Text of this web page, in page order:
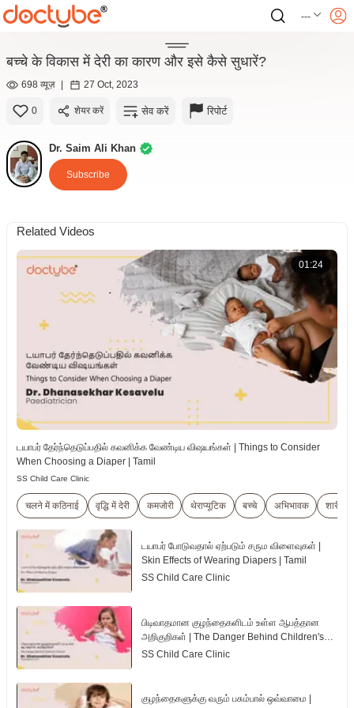
---
बच्चे के विकास में देरी का कारण और इसे कैसे सुधारें?
698 व्यूज़ | 27 Oct, 2023
0 शेयर करें सेव करें रिपोर्ट
Dr. Saim Ali Khan
Subscribe
Related Videos
01:24
டயாபர் தேர்ந்தெடுப்பதில் கவனிக்க வேண்டிய விஷயங்கள் | Things to Consider
When Choosing a Diaper | Tamil
SS Child Care Clinic
चलने में कठिनाई वृद्धि में देरी कमजोरी थेराप्यूटिक बच्चे अभिभावक
டயாபர் போடுவதால் ஏற்படும் சரும விளைவுகள் |
Skin Effects of Wearing Diapers | Tamil
SS Child Care Clinic
பிடிவாதமான குழந்தைகளிடம் உள்ள ஆபத்தான
அறிகுறிகள் | The Danger Behind Children's
Tantrum | Tamil
SS Child Care Clinic
குழந்தைகளுக்கு வரும் பசும்பால் ஒவ்வாமை |